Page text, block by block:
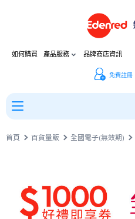
如何購買 產品服務 品牌商店資訊
免費註冊
首頁 百貨量販 全國電子(無效期)